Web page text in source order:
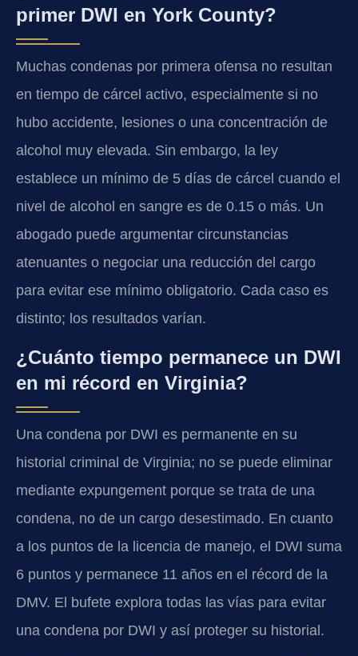
primer DWI en York County?
Muchas condenas por primera ofensa no resultan
en tiempo de cárcel activo, especialmente si no
hubo accidente, lesiones o una concentración de
alcohol muy elevada. Sin embargo, la ley
establece un mínimo de 5 días de cárcel cuando el
nivel de alcohol en sangre es de 0.15 o más. Un
abogado puede argumentar circunstancias
atenuantes o negociar una reducción del cargo
para evitar ese mínimo obligatorio. Cada caso es
distinto; los resultados varían.
¿Cuánto tiempo permanece un DWI
en mi récord en Virginia?
Una condena por DWI es permanente en su
historial criminal de Virginia; no se puede eliminar
mediante expungement porque se trata de una
condena, no de un cargo desestimado. En cuanto
a los puntos de la licencia de manejo, el DWI suma
6 puntos y permanece 11 años en el récord de la
DMV. El bufete explora todas las vías para evitar
una condena por DWI y así proteger su historial.